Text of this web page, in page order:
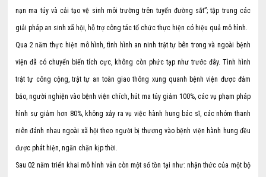
nạn ma túy và cải tạo vệ sinh môi trường trên tuyến đường sắt”; tập trung các
giải pháp an sinh xã hội, hỗ trợ công tác tổ chức thực hiện có hiệu quả mô hình.
Qua 2 năm thực hiện mô hình, tình hình an ninh trật tự bên trong và ngoài bệnh
viện đã có chuyển biến tích cực, không còn phức tạp như trước đây. Tình hình
trật tự công cộng, trật tự an toàn giao thông xung quanh bệnh viện được đảm
bảo, người nghiện vào bệnh viện chích, hút ma túy giảm 100%, các vụ phạm pháp
hình sự giảm hơn 80%, không xảy ra vụ việc hành hung bác sĩ, các nhóm thanh
niên đánh nhau ngoài xã hội theo người bị thương vào bệnh viện hành hung đều
được phát hiện, ngăn chặn kịp thời.
Sau 02 năm triển khai mô hình vẫn còn một số tồn tại như: nhận thức của một bộ